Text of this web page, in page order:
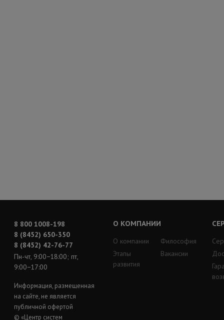
8 800 1008-198
8 (8452) 650-350
8 (8452) 42-76-77
Пн-чт, 9:00−18:00; пт,
9:00−17:00
Информация, размещенная
на сайте, не является
публичной офертой
© «Центр систем
О КОМПАНИИ
О компании
Этапы
развития
Философия
Вакансии